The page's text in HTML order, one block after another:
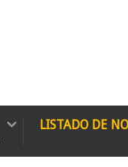
LISTADO DE